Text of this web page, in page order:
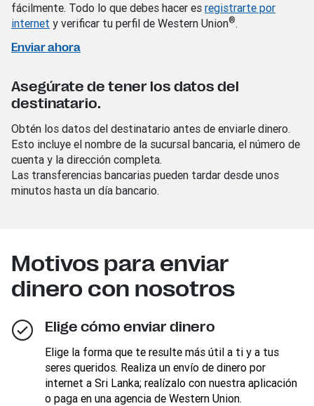
fácilmente. Todo lo que debes hacer es registrarte por
internet y verificar tu perfil de Western Union®.
Enviar ahora
Asegúrate de tener los datos del
destinatario.
Obtén los datos del destinatario antes de enviarle dinero.
Esto incluye el nombre de la sucursal bancaria, el número de
cuenta y la dirección completa.
Las transferencias bancarias pueden tardar desde unos
minutos hasta un día bancario.
Motivos para enviar
dinero con nosotros
Elige cómo enviar dinero
Elige la forma que te resulte más útil a ti y a tus
seres queridos. Realiza un envío de dinero por
internet a Sri Lanka; realízalo con nuestra aplicación
o paga en una agencia de Western Union.